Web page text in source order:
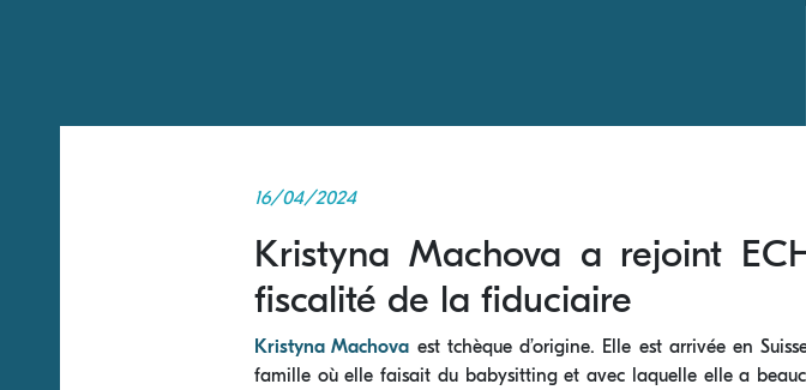
16/04/2024
Kristyna Machova a rejoint
ﬁscalité de la ﬁduciaire
Kristyna Machova est tchèque d’origine. Elle est arrivée en
famille où elle faisait du babysitting et avec laquelle elle a